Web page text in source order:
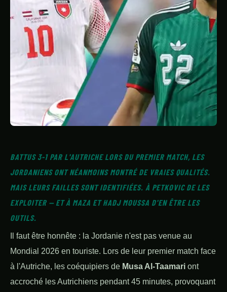
BATTUS 3-1 PAR L'AUTRICHE LORS DU PREMIER MATCH, LES
JORDANIENS ONT NÉANMOINS MONTRÉ DE VRAIES QUALITÉS.
MAIS LEURS FAILLES SONT IDENTIFIÉES. À PETKOVIC DE LES
EXPLOITER — ET À MAZA ET HADJ MOUSSA D'EN ÊTRE LES
OUTILS.
Il faut être honnête : la Jordanie n'est pas venue au
Mondial 2026 en touriste. Lors de leur premier match face
à l'Autriche, les coéquipiers de Musa Al-Taamari ont
accroché les Autrichiens pendant 45 minutes, provoquant